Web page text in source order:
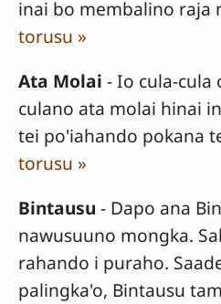
inai bo membalino raja
torusu »
Ata Molai - Io cula-cula
culano ata molai hinai
tei po'iahando pokana
torusu »
Bintausu - Dapo ana
nawusuuno mongka.
rahando i puraho.
palingka'o, Bintausu